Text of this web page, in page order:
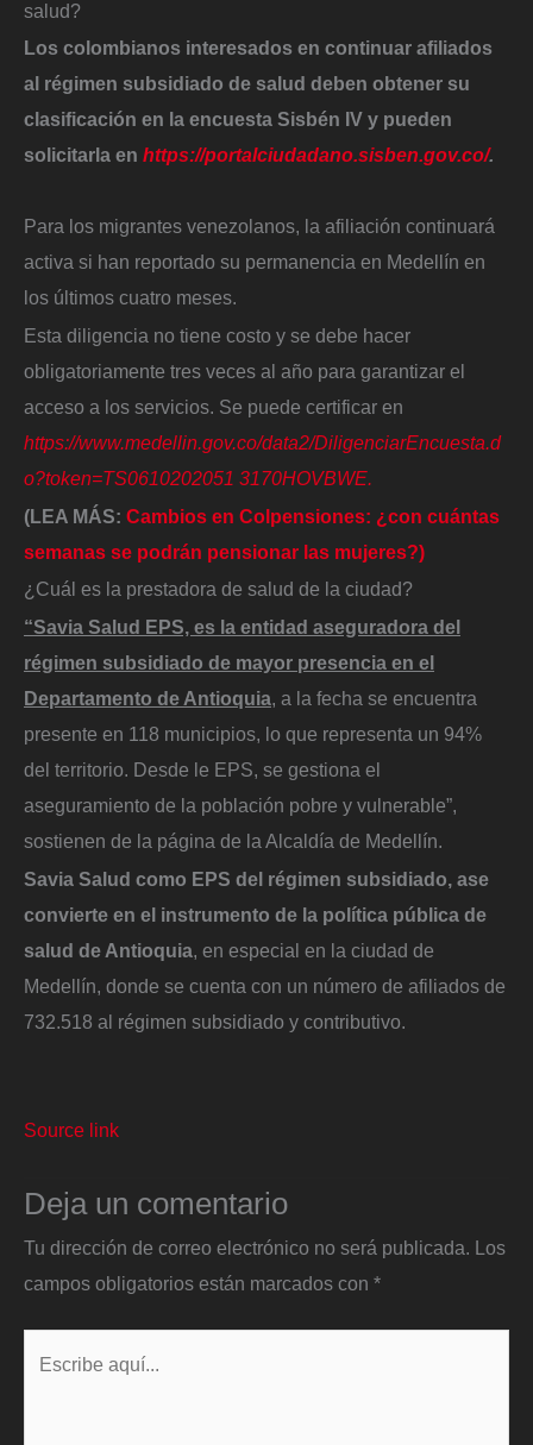
salud?
Los colombianos interesados en continuar afiliados
al régimen subsidiado de salud deben obtener su
clasificación en la encuesta Sisbén IV y pueden
solicitarla en https://portalciudadano.sisben.gov.co/.
Para los migrantes venezolanos, la afiliación continuará
activa si han reportado su permanencia en Medellín en
los últimos cuatro meses.
Esta diligencia no tiene costo y se debe hacer
obligatoriamente tres veces al año para garantizar el
acceso a los servicios. Se puede certificar en
https://www.medellin.gov.co/data2/DiligenciarEncuesta.d
o?token=TS0610202051 3170HOVBWE.
(LEA MÁS: Cambios en Colpensiones: ¿con cuántas
semanas se podrán pensionar las mujeres?)
¿Cuál es la prestadora de salud de la ciudad?
“Savia Salud EPS, es la entidad aseguradora del
régimen subsidiado de mayor presencia en el
Departamento de Antioquia, a la fecha se encuentra
presente en 118 municipios, lo que representa un 94%
del territorio. Desde le EPS, se gestiona el
aseguramiento de la población pobre y vulnerable”,
sostienen de la página de la Alcaldía de Medellín.
Savia Salud como EPS del régimen subsidiado, ase
convierte en el instrumento de la política pública de
salud de Antioquia, en especial en la ciudad de
Medellín, donde se cuenta con un número de afiliados de
732.518 al régimen subsidiado y contributivo.
Source link
Deja un comentario
Tu dirección de correo electrónico no será publicada. Los
campos obligatorios están marcados con *